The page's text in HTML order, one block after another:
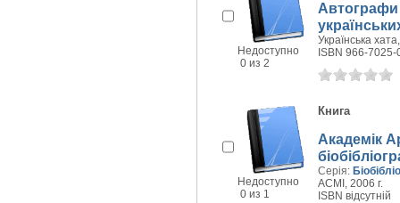
Недоступно
0 из 2
Автографи
Українська
ISBN 966-7025-
Недоступно
0 из 1
Книга
Академік
Серія:
АСМІ, 2006 г.
ISBN відсутній